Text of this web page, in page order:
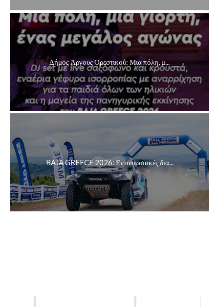
Δήμος Άργους Ορεστικού: Μια πόλη, μ...
BAJA GREECE 2026: Εντυπωσιακές δια...